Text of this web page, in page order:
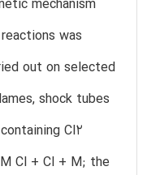
mechanism
was
out on selected
shock tubes
Cl2
Cl + Cl + M; the